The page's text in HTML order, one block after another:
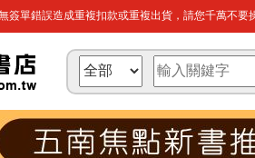
簽單錯誤造成重複扣款或重複出貨，請您千萬不要